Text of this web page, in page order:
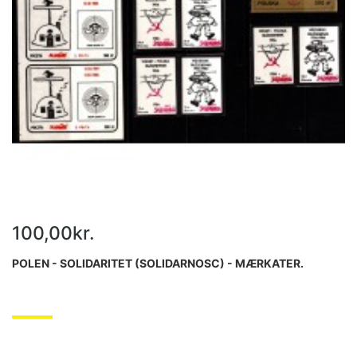
100,00kr.
POLEN - SOLIDARITET (SOLIDARNOSC) - MÆRKATER.